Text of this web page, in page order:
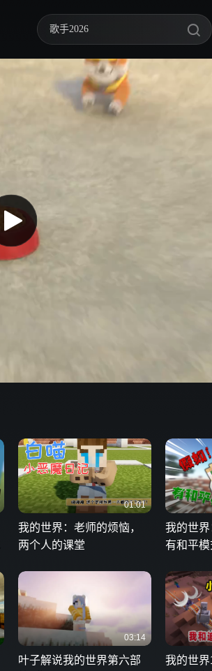
歌手2026
乘风2026
中餐厅·南洋拾光季
克制升温
01:01
我的世界：老师的烦恼，
两个人的课堂
我的世
有和平模
03:14
叶子解说我的世界第六部
我的世